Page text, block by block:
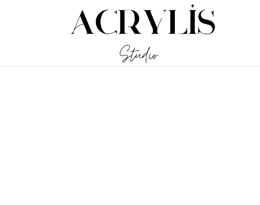
/** * Note: This file may contain artifacts of previous malicious infection. *